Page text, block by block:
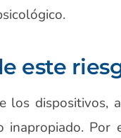
este
los dispositivos,
Por